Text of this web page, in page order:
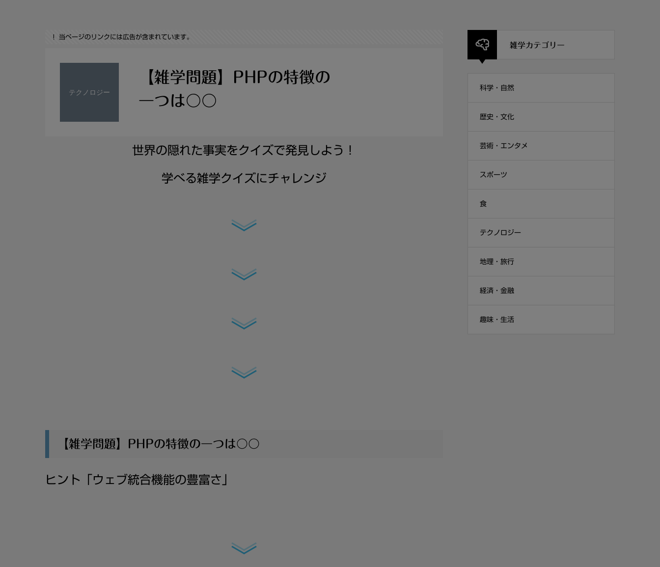
当ページのリンクには広告が含まれています。
テクノロジー
【雑学問題】PHPの特徴の
一つは〇〇
世界の隠れた事実をクイズで発見しよう！
学べる雑学クイズにチャレンジ
【雑学問題】PHPの特徴の一つは〇〇
ヒント「 ウェブ統合機能の豊富さ
雑学カテゴリー
科学・自然
歴史・文化
芸術・エンタメ
スポーツ
食
テクノロジー
地理・旅行
経済・金融
趣味・生活